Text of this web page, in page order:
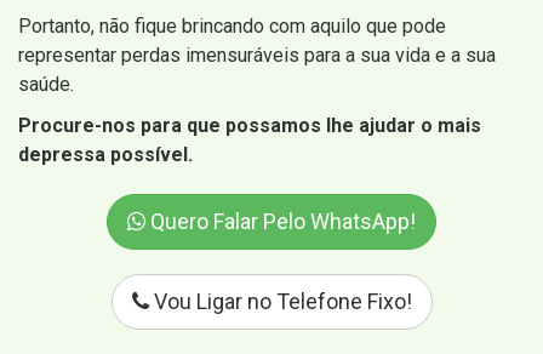
Portanto, não fique brincando com aquilo que pode
representar perdas imensuráveis para a sua vida e a sua
saúde.
Procure-nos para que possamos lhe ajudar o mais
depressa possível.
Quero Falar Pelo WhatsApp!
Vou Ligar no Telefone Fixo!